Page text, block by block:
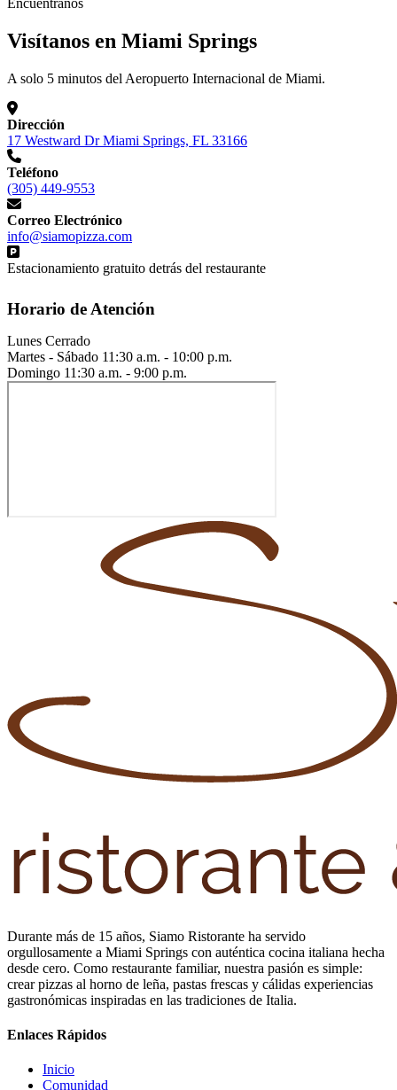
Encuéntranos
Visítanos en Miami Springs
A solo 5 minutos del Aeropuerto Internacional de Miami.
Dirección
17 Westward Dr Miami Springs, FL 33166
Teléfono
(305) 449-9553
Correo Electrónico
info@siamopizza.com
Estacionamiento gratuito detrás del restaurante
Horario de Atención
Lunes Cerrado
Martes - Sábado 11:30 a.m. - 10:00 p.m.
Domingo 11:30 a.m. - 9:00 p.m.
Durante más de 15 años, Siamo Ristorante ha servido
orgullosamente a Miami Springs con auténtica cocina italiana hecha
desde cero. Como restaurante familiar, nuestra pasión es simple:
crear pizzas al horno de leña, pastas frescas y cálidas experiencias
gastronómicas inspiradas en las tradiciones de Italia.
Enlaces Rápidos
Inicio
Comunidad